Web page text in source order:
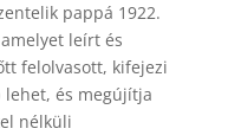
pappá 1922.
leírt és
felolvasott, kifejezi
lehet, és megújítja
nélküli